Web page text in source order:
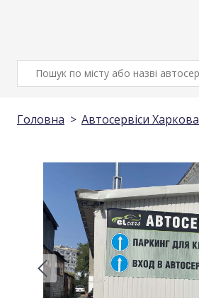
Головна Автосервіси Харкова